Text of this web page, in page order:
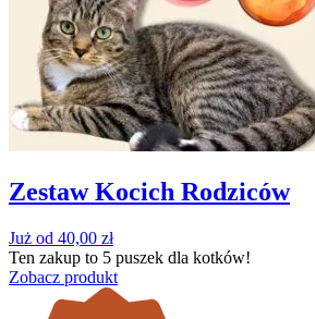
Zestaw Kocich Rodziców
Już od 40,00 zł
Ten zakup to 5 puszek dla kotków!
Zobacz produkt